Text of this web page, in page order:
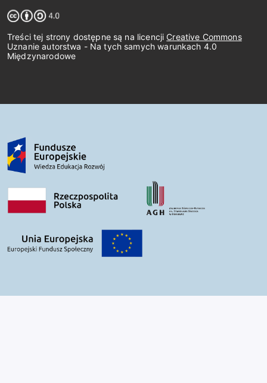
Treści tej strony dostępne są na licencji Creative Commons
Uznanie autorstwa - Na tych samych warunkach 4.0
Międzynarodowe